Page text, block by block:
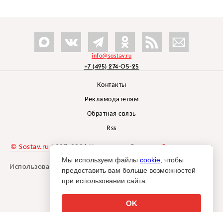
info@sostav.ru
+7 (495) 274-05-25
Контакты
Рекламодателям
Обратная связь
Rss
© Sostav.ru 1998-2026 Независимый проектбрендингового
агентства Depot
Использование материалов Sostav.ru допустимо только при
указании источника.
Мы используем файлы cookie , чтобы
предоставить вам больше возможностей
при использовании сайта.
OK